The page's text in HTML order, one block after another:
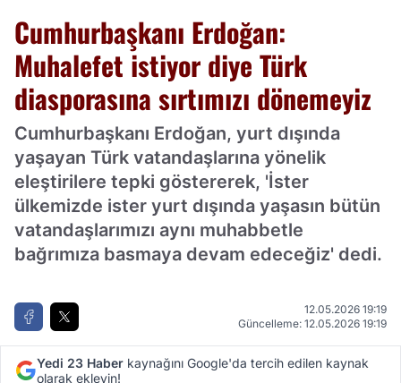
dönemeyiz
Cumhurbaşkanı Erdoğan:
Muhalefet istiyor diye Türk
diasporasına sırtımızı dönemeyiz
Cumhurbaşkanı Erdoğan, yurt dışında
yaşayan Türk vatandaşlarına yönelik
eleştirilere tepki göstererek, 'İster
ülkemizde ister yurt dışında yaşasın bütün
vatandaşlarımızı aynı muhabbetle
bağrımıza basmaya devam edeceğiz' dedi.
12.05.2026 19:19
Güncelleme: 12.05.2026 19:19
Yedi 23 Haber kaynağını Google'da tercih edilen kaynak
olarak ekleyin!